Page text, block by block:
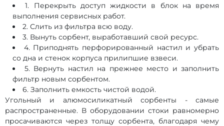
1. Перекрыть доступ жидкости в блок на время
выполнения сервисных работ.
2. Слить из фильтра всю воду.
3. Вынуть сорбент, выработавший свой ресурс.
4. Приподнять перфорированный настил и убрать
со дна и стенок корпуса прилипшие взвеси.
5. Вернуть настил на прежнее место и заполнить
фильтр новым сорбентом.
6. Заполнить емкость чистой водой.
Угольный и алюмосиликатный сорбенты - самые
распространенные. В оборудовании стоки равномерно
просачиваются через толщу сорбента, благодаря чему